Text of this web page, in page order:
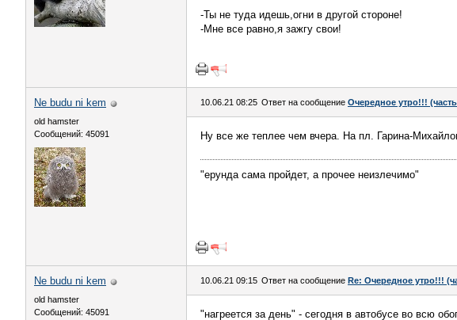
-Ты не туда идешь,огни в другой стороне!
-Мне все равно,я зажгу свои!
Ne budu ni kem
old hamster
Сообщений: 45091
10.06.21 08:25 Ответ на сообщение Очередное утро!!! (часть
Ну все же теплее чем вчера. На пл. Гарина-
"ерунда сама пройдет, а прочее неизлечимо"
Ne budu ni kem
old hamster
Сообщений: 45091
10.06.21 09:15 Ответ на сообщение Re: Очередное утро!!!
"нагреется за день" - сегодня в автобусе во всю